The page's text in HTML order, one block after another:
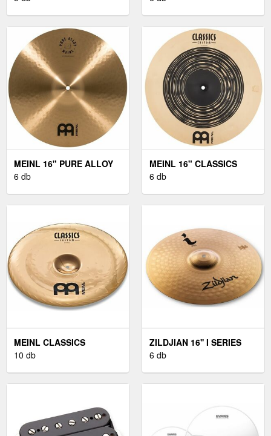
MEINL 16" PURE ALLOY
MEDIUM CRASH
6 db
MEINL 16" CLASSICS
CUSTOM DUAL CRASH
6 db
MEINL CLASSICS
CUSTOM 16" CHINA
10 db
ZILDJIAN 16'' I SERIES
CRASH
6 db